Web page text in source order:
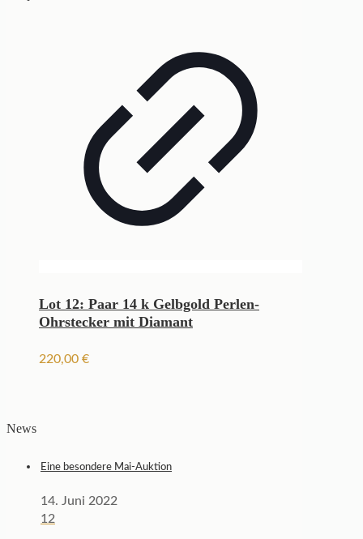
Lot 12: Paar 14 k Gelbgold Perlen-
Ohrstecker mit Diamant
220,00 €
News
Eine besondere Mai-Auktion
14. Juni 2022
12